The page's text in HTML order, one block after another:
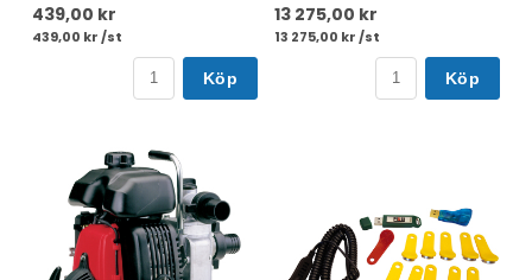
439,00 kr
439,00 kr /st
Köp
13 275,00 kr
13 275,00 kr /st
Köp